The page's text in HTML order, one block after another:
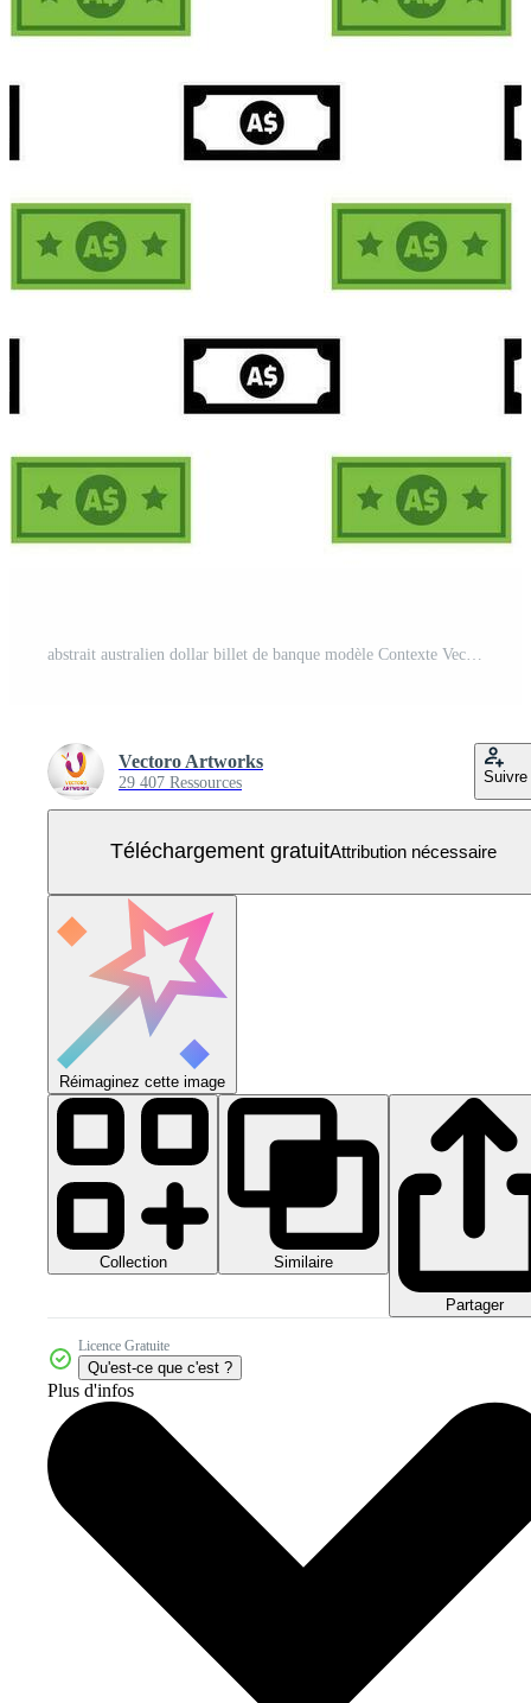
Vectoro Artworks
29 407 Ressources Suivre
Téléchargement gratuitAttribution nécessaire
Réimaginez cette image
Collection Similaire
Partager
Licence Gratuite
Qu'est-ce que c'est ?
Plus d'infos